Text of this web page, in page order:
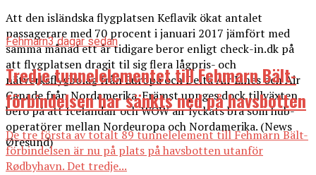
Att den isländska flygplatsen Keflavik ökat antalet
passagerare med 70 procent i januari 2017 jämfört med
samma månad ett år tidigare beror enligt check-in.dk på
att flygplatsen dragit til sig flera lågpris- och
nätverksflygbolag från Europa och Delta Air Lines och Air
Canade från Nordamerika. Främst uppges dock tillväxten
bero på att Icelandair och WOW air lyckats bra som hub-
operatörer mellan Nordeuropa och Nordamerika. (News
Øresund)
Fehmarn3 dagar sedan
Tredje tunnelelementet till Fehmarn Bält-
förbindelsen har sänkts ned på havsbotten
De tre första av totalt 89 tunnelelement till Fehmarn Bält-
förbindelsen är nu på plats på havsbotten utanför
Rødbyhavn. Det tredje...